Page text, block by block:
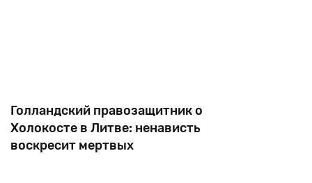
Голландский правозащитник о
Холокосте в Литве: ненависть
воскресит мертвых